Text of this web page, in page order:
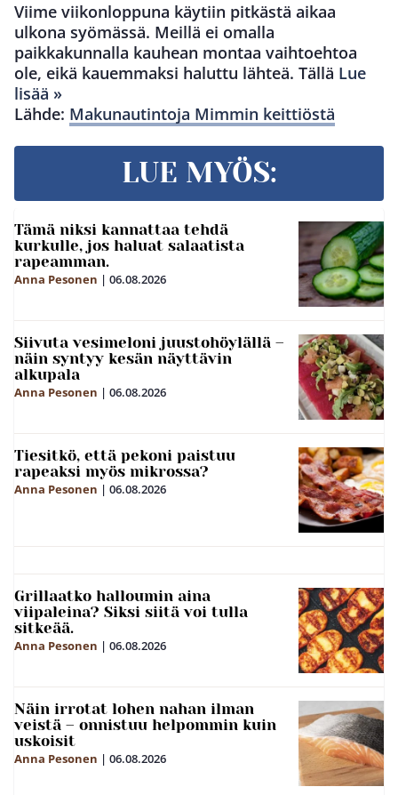
Viime viikonloppuna käytiin pitkästä aikaa
ulkona syömässä. Meillä ei omalla
paikkakunnalla kauhean montaa vaihtoehtoa
ole, eikä kauemmaksi haluttu lähteä. Tällä Lue
lisää »
Lähde: Makunautintoja Mimmin keittiöstä
LUE MYÖS:
Tämä niksi kannattaa tehdä
kurkulle, jos haluat salaatista
rapeamman.
Anna Pesonen | 06.08.2026
Siivuta vesimeloni juustohöylällä –
näin syntyy kesän näyttävin
alkupala
Anna Pesonen | 06.08.2026
Tiesitkö, että pekoni paistuu
rapeaksi myös mikrossa?
Anna Pesonen | 06.08.2026
Grillaatko halloumin aina
viipaleina? Siksi siitä voi tulla
sitkeää.
Anna Pesonen | 06.08.2026
Näin irrotat lohen nahan ilman
veistä – onnistuu helpommin kuin
uskoisit
Anna Pesonen | 06.08.2026